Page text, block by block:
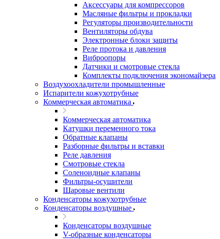
Аксессуары для компрессоров
Масляные фильтры и прокладки
Регуляторы производительности
Вентиляторы обдува
Электронные блоки защиты
Реле протока и давления
Виброопоры
Датчики и смотровые стекла
Комплекты подключения экономайзера
Воздухоохладители промышленные
Испарители кожухотрубные
Коммерческая автоматика
Коммерческая автоматика
Катушки переменного тока
Обратные клапаны
Разборные фильтры и вставки
Реле давления
Смотровые стекла
Соленоидные клапаны
Фильтры-осушители
Шаровые вентили
Конденсаторы кожухотрубные
Конденсаторы воздушные
Конденсаторы воздушные
V-образные конденсаторы